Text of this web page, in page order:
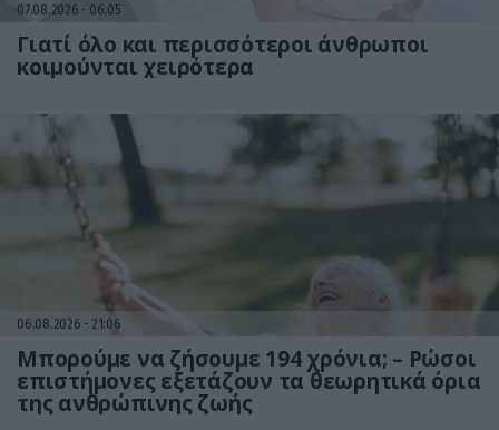
07.08.2026 06:05
Γιατί όλο και περισσότεροι άνθρωποι
κοιμούνται χειρότερα
06.08.2026 21:06
Μπορούμε να ζήσουμε 194 χρόνια; – Ρώσοι
επιστήμονες εξετάζουν τα θεωρητικά όρια
της ανθρώπινης ζωής